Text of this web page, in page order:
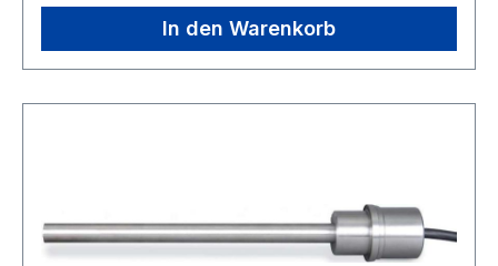
In den Warenkorb